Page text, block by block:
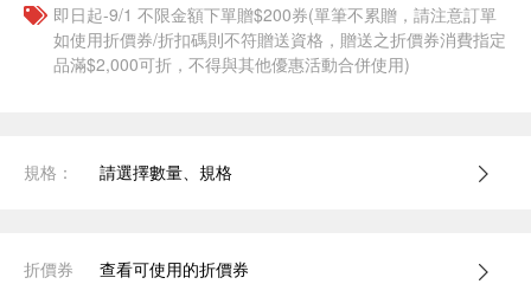
即日起-9/1 不限金額下單贈$200券(單筆不累贈，請注意訂單
如使用折價券/折扣碼則不符贈送資格，贈送之折價券消費指定
品滿$2,000可折，不得與其他優惠活動合併使用)
規格： 請選擇數量、規格
折價券 查看可使用的折價券